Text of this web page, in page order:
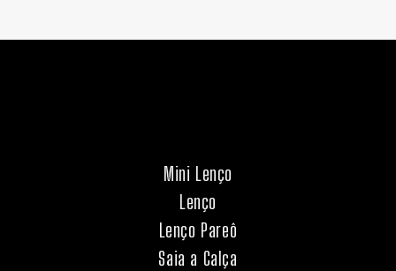
Mini Lenço
Lenço
Lenço Pareô
Saia a Calça